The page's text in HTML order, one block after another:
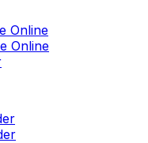
Online
Online